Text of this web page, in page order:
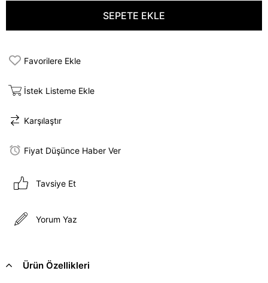
Favorilere Ekle
İstek Listeme Ekle
Karşılaştır
Fiyat Düşünce Haber Ver
Tavsiye Et
Yorum Yaz
Ürün Özellikleri